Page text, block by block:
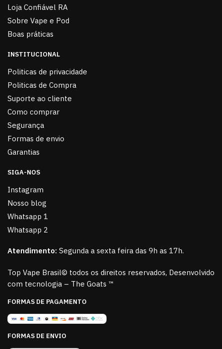
Loja Confiável RA
Sobre Vape e Pod
Boas práticas
INSTITUCIONAL
Politicas de privacidade
Politicas de Compra
Suporte ao cliente
Como comprar
Segurança
Formas de envio
Garantias
SIGA-NOS
Instagram
Nosso blog
Whatsapp 1
Whatsapp 2
Atendimento: Segunda a sexta feira das 9h as 17h.
Top Vape Brasil© todos os direitos reservados, Desenvolvido
com tecnologia – The Goats ™
FORMAS DE PAGAMENTO
FORMAS DE ENVIO